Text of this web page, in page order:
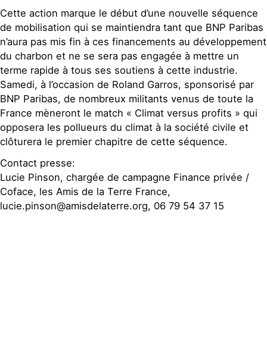
Cette action marque le début d’une nouvelle séquence
de mobilisation qui se maintiendra tant que BNP Paribas
n’aura pas mis fin à ces financements au développement
du charbon et ne se sera pas engagée à mettre un
terme rapide à tous ses soutiens à cette industrie.
Samedi, à l’occasion de Roland Garros, sponsorisé par
BNP Paribas, de nombreux militants venus de toute la
France mèneront le match « Climat versus profits » qui
opposera les pollueurs du climat à la société civile et
clôturera le premier chapitre de cette séquence.
Contact presse:
Lucie Pinson, chargée de campagne Finance privée /
Coface, les Amis de la Terre France,
lucie.pinson@amisdelaterre.org, 06 79 54 37 15